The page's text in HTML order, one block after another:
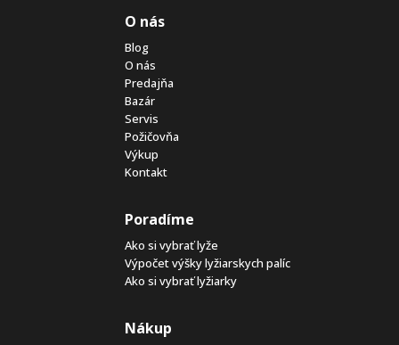
O nás
Blog
O nás
Predajňa
Bazár
Servis
Požičovňa
Výkup
Kontakt
Poradíme
Ako si vybrať lyže
Výpočet výšky lyžiarskych palíc
Ako si vybrať lyžiarky
Nákup